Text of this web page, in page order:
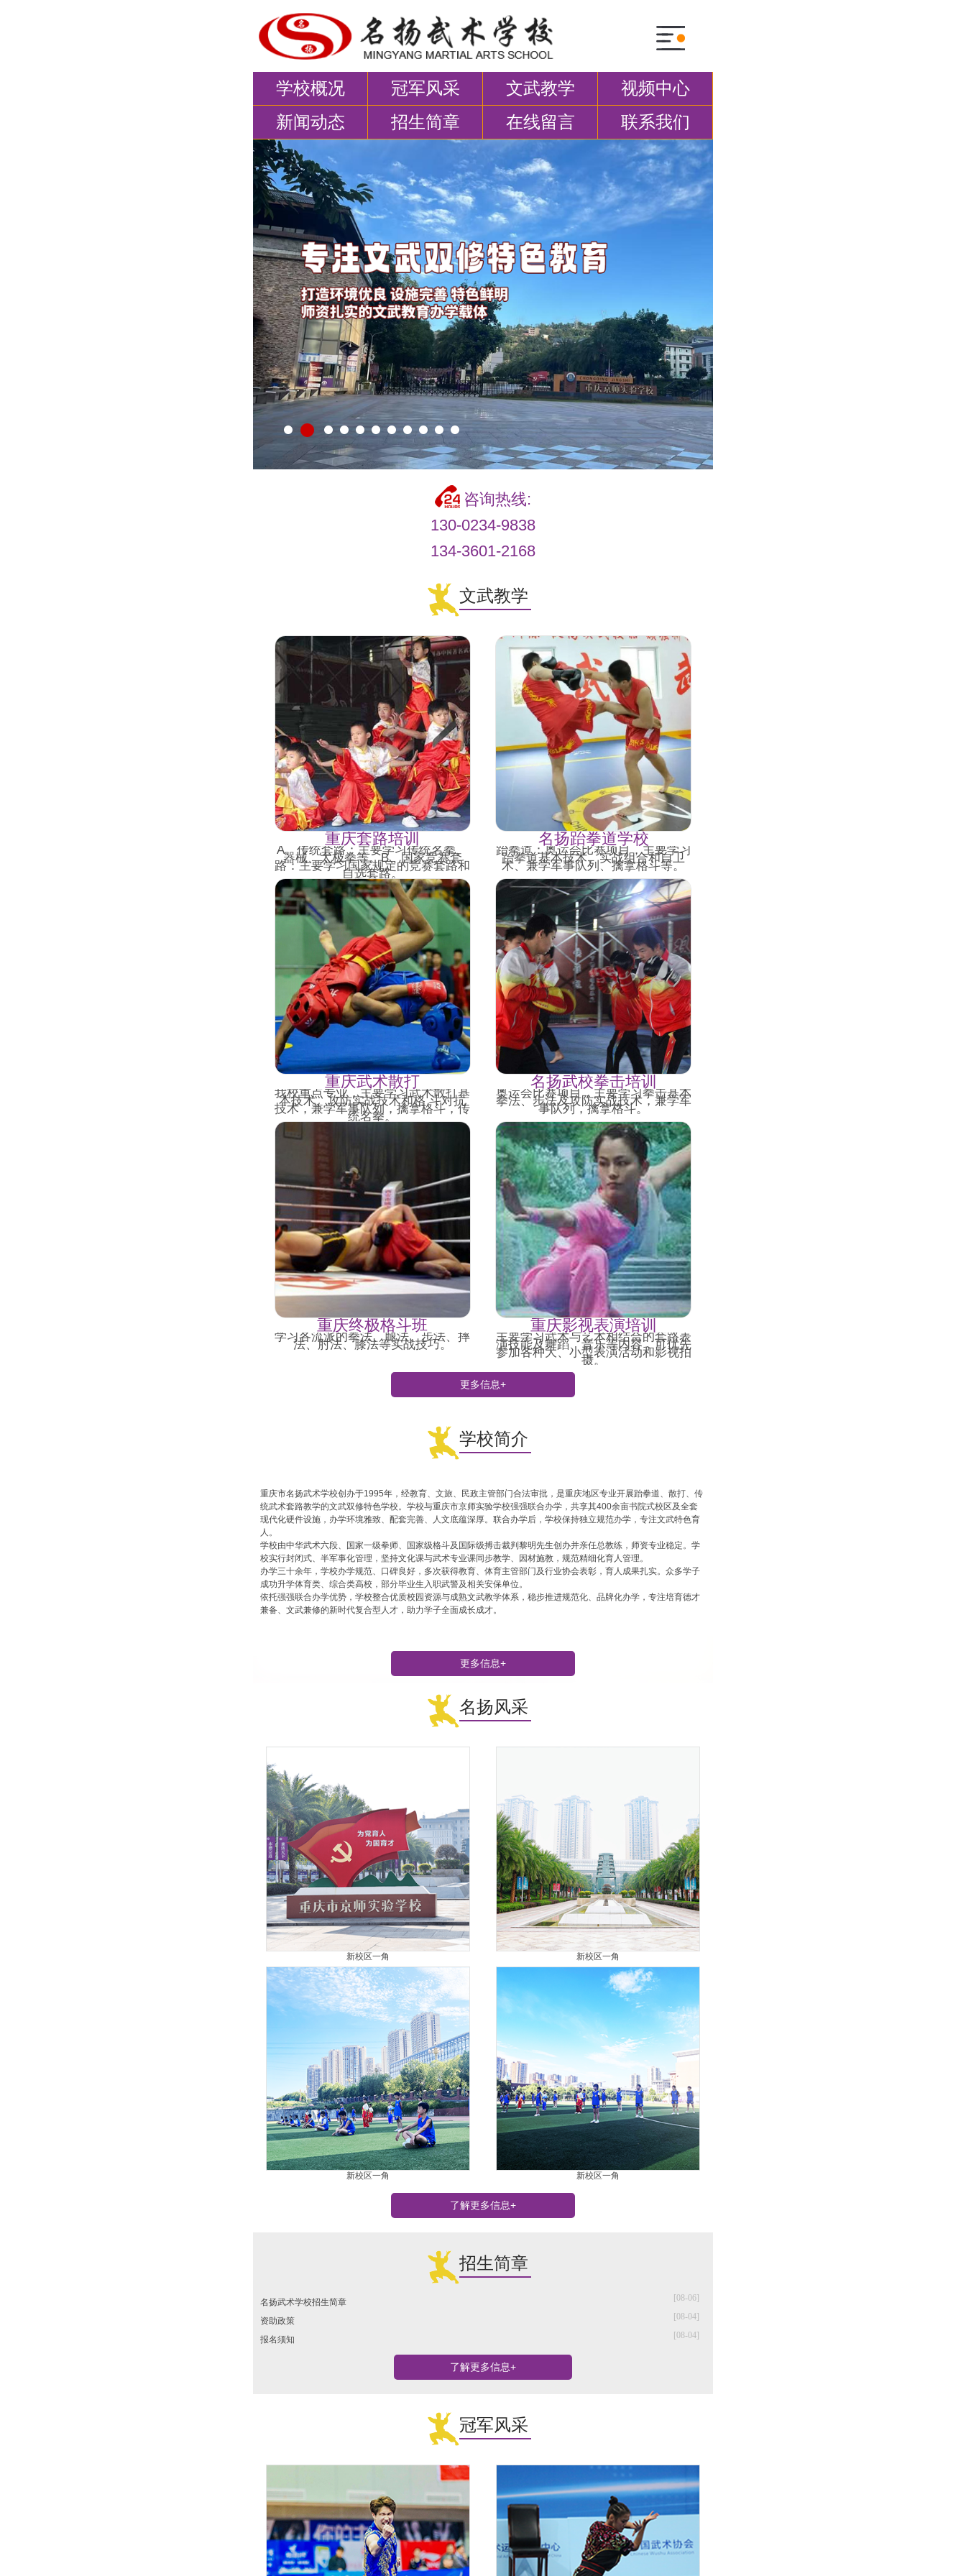
学校概况 冠军风采 文武教学
视频中心
新闻动态
招生简章 在线留言 联系我们
咨询热线:
130-0234-9838
134-3601-2168
文武教学
重庆套路培训
A、传统套路：主要学习传统名拳、
器械、太极拳等。B、国家竞赛套
路：主要学习国家规定的竞赛套路和
自选套路。
名扬跆拳道学校
跆拳道：奥运会比赛项目，主要学习
跆拳道基本技术、实战组合和自卫
术、兼学军事队列、擒拿格斗等。
重庆武术散打
我校重点专业，主要学习武术散打基
本技术、攻防实战技术和格 斗对抗
技术，兼学军事队列，擒拿格斗，传
统名拳。
名扬武校拳击培训
奥运会比赛项目，主要学习拳击基本
拳法、步法及攻防实战技术，兼学军
事队列，擒拿格斗。
重庆终极格斗班
学习各流派的拳法、腿法、步法、摔
法、肘法、膝法等实战技巧。
重庆影视表演培训
主要学习武术与艺术相结合的套路表
演技能及舞蹈、音乐等内容，可优先
参加各种大、小型表演活动和影视拍
摄。
更多信息+
学校简介
重庆市名扬武术学校创办于1995年，经教育、文旅、民政主管部门合法审批，是重庆地区专业开展跆拳道、散打、传
统武术套路教学的文武双修特色学校。学校与重庆市京师实验学校强强联合办学，共享其400余亩书院式校区及全套
现代化硬件设施，办学环境雅致、配套完善、人文底蕴深厚。联合办学后，学校保持独立规范办学，专注文武特色育
人。
学校由中华武术六段、国家一级拳师、国家级格斗及国际级搏击裁判黎明先生创办并亲任总教练，师资专业稳定。学
校实行封闭式、半军事化管理，坚持文化课与武术专业课同步教学、因材施教，规范精细化育人管理。
办学三十余年，学校办学规范、口碑良好，多次获得教育、体育主管部门及行业协会表彰，育人成果扎实。众多学子
成功升学体育类、综合类高校，部分毕业生入职武警及相关安保单位。
依托强强联合办学优势，学校整合优质校园资源与成熟文武教学体系，稳步推进规范化、品牌化办学，专注培育德才
兼备、文武兼修的新时代复合型人才，助力学子全面成长成才。
更多信息+
名扬风采
新校区一角 新校区一角
新校区一角 新校区一角
了解更多信息+
招生简章
名扬武术学校招生简章 [08-06]
资助政策 [08-04]
报名须知 [08-04]
了解更多信息+
冠军风采